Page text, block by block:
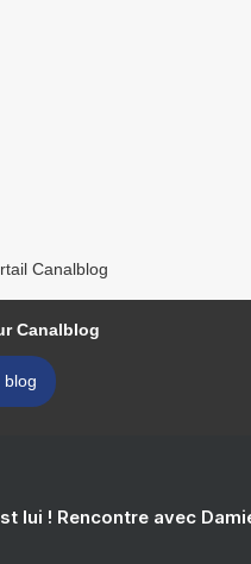
Canalblog
Canalblog
blog
lui ! Rencontre avec